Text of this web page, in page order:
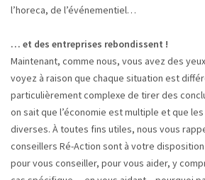
l’horeca, de l’événementiel…
… et des entreprises rebondissent !
Maintenant, comme nous, vous avez des
voyez à raison que chaque situation est
particulièrement complexe de tirer des
on sait que l’économie est multiple et que
diverses. À toutes fins utiles, nous vous
conseillers Ré-Action sont à votre
pour vous conseiller, pour vous aider, y